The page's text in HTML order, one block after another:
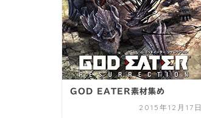
GOD EATER素材集め
2015年12月17日